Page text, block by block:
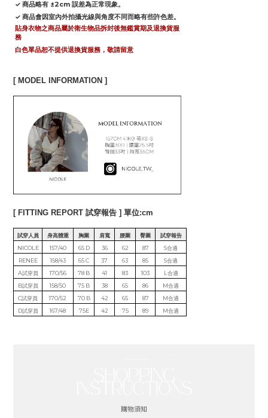
✓ 商品略有 ±2cm 誤差為正常現象。
✓ 商品會因室內外拍攝光線與角度不同而略有些許色差。
貼身衣物之商品屬於衛生物品拆封後無鑑賞期及退換貨服
務
白色單品恕不提供退換貨服務，敬請留意
[ MODEL INFORMATION ]
[ FITTING REPORT 試穿報告 ] 單位:cm
試穿人員 身高體重 胸圍 肩寬 腰圍 臀圍
試穿報告
NICOLE
157/40 65 D 36 62 87
S合適
RENEE
158/43 65 C 37 63 85
S合適
A試穿員
170/56 78 B 41 83 103
L合適
B試穿員
158/50 75 B 38 65 86
M合適
C試穿員
170/52 70 B 42 65 87
M合適
D試穿員
167/48 75E 42 75 89 M合適